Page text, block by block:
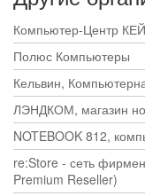
Компьютер-Центр КЕЙ
Полюс Компьютеры
Кельвин,
ЛЭНДКОМ, магазин
NOTEBOOK 812,
re:Store - сеть
Premium Reseller)